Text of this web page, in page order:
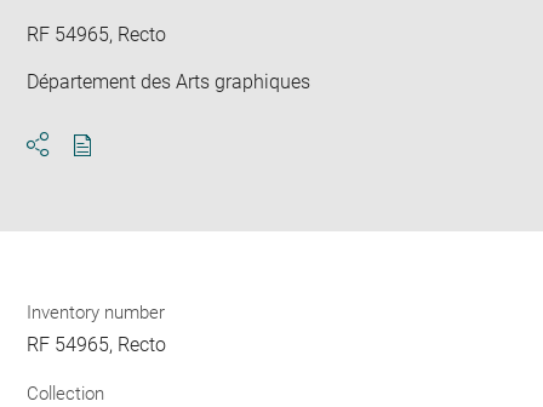
RF 54965, Recto
Département des Arts graphiques
Inventory number
RF 54965, Recto
Collection